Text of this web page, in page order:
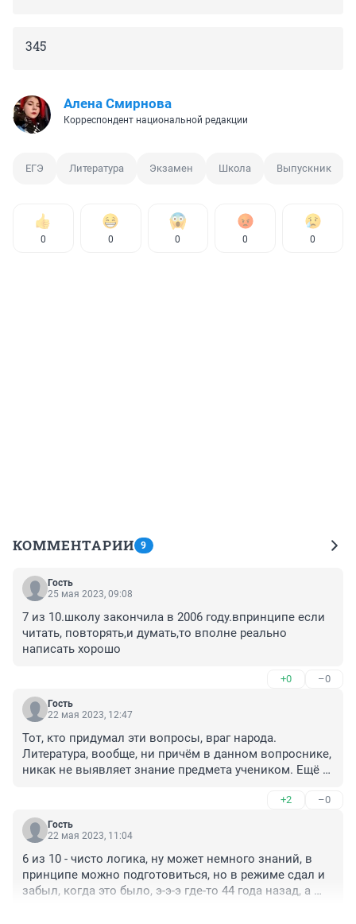
345
Алена Смирнова
Корреспондент национальной редакции
ЕГЭ Литература Экзамен Школа Выпускник
0 0 0 0 0
КОММЕНТАРИИ 9
Гость
25 мая 2023, 09:08
7 из 10.школу закончила в 2006 году.впринципе если
читать, повторять,и думать,то вполне реально
написать хорошо
+0 –0
Гость
22 мая 2023, 12:47
Тот, кто придумал эти вопросы, враг народа.
Литература, вообще, ни причём в данном вопроснике,
никак не выявляет знание предмета учеником. Ещё и
базовым гуманитарным образованием, отвечала ,
опираясь на понятия, не связанные непосредственно
с литературой. ЕГЭ - это зло и маргинализация
+2 –0
Гость
22 мая 2023, 11:04
6 из 10 - чисто логика, ну может немного знаний, в
принципе можно подготовиться, но в режиме сдал и
забыл, когда это было, э-э-э где-то 44 года назад, а